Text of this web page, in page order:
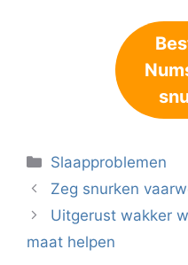
Categorieën
Slaapproblemen
Zeg snurken
Uitgerust wakker
maat helpen